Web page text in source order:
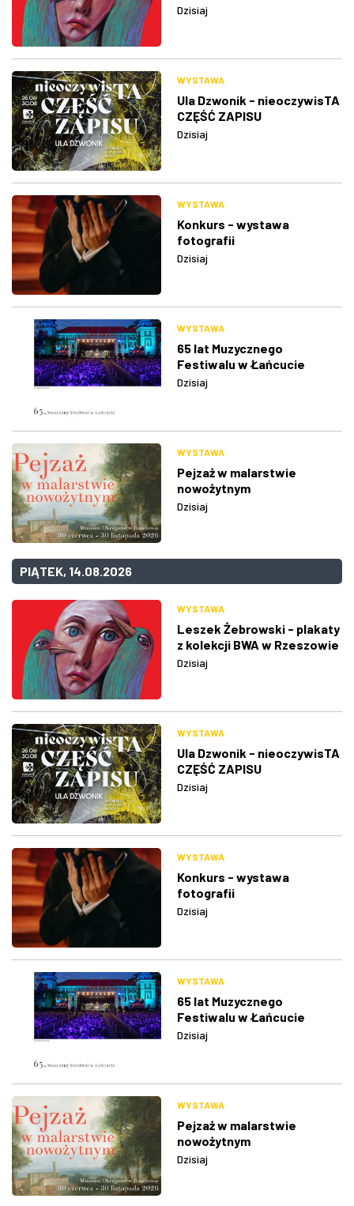
Dzisiaj
WYSTAWA
Ula Dzwonik - nieoczywisTA
CZĘŚĆ ZAPISU
Dzisiaj
WYSTAWA
Konkurs - wystawa
fotografii
Dzisiaj
WYSTAWA
65 lat Muzycznego
Festiwalu w Łańcucie
Dzisiaj
WYSTAWA
Pejzaż w malarstwie
nowożytnym
Dzisiaj
PIĄTEK, 14.08.2026
WYSTAWA
Leszek Żebrowski - plakaty
z kolekcji BWA w Rzeszowie
Dzisiaj
WYSTAWA
Ula Dzwonik - nieoczywisTA
CZĘŚĆ ZAPISU
Dzisiaj
WYSTAWA
Konkurs - wystawa
fotografii
Dzisiaj
WYSTAWA
65 lat Muzycznego
Festiwalu w Łańcucie
Dzisiaj
WYSTAWA
Pejzaż w malarstwie
nowożytnym
Dzisiaj